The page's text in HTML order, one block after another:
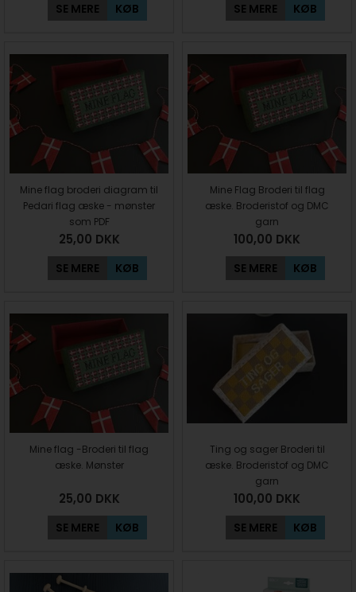
SE MERE KØB SE MERE KØB
Mine flag broderi diagram til
Pedari flag æske - mønster
som PDF
25,00 DKK
SE MERE KØB
Mine Flag Broderi til flag
æske. Broderistof og DMC
garn
100,00 DKK
SE MERE KØB
Mine flag -Broderi til flag
æske. Mønster
25,00 DKK
SE MERE KØB
Ting og sager Broderi til
æske. Broderistof og DMC
garn
100,00 DKK
SE MERE KØB